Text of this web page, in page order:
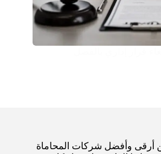
أرقى وأفضل شركات المحاماة